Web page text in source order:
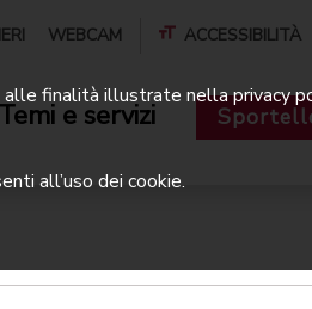
WEBCAM ACCESSIBILITÀ
Temi e servizi
finalità illustrate nella privacy
all’uso dei cookie.